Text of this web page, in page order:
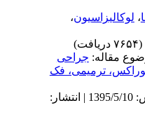
لوکالیزاسیون،
مقاله:جراحی
ترمیمی، فک
دریافت: 1394/2/23 | پذیرش: 1395/5/10 | انتشار: